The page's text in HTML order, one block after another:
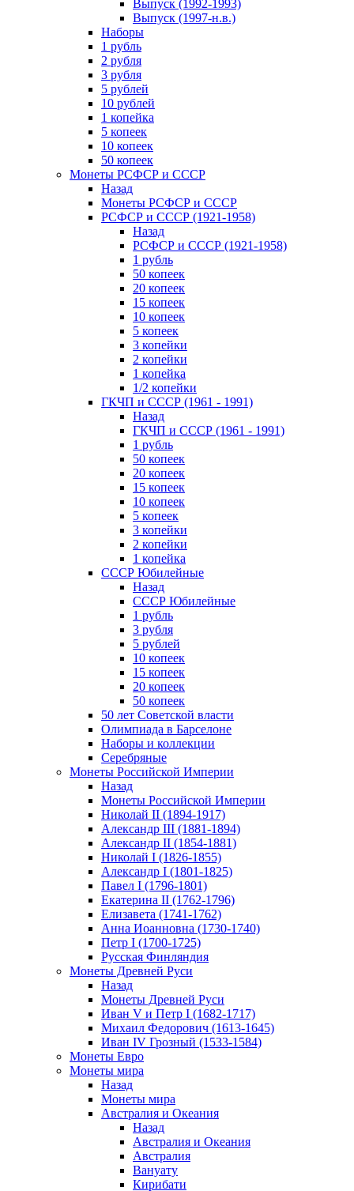
Выпуск (1992-1993)
Выпуск (1997-н.в.)
Наборы
1 рубль
2 рубля
3 рубля
5 рублей
10 рублей
1 копейка
5 копеек
10 копеек
50 копеек
Монеты РСФСР и СССР
Назад
Монеты РСФСР и СССР
РСФСР и СССР (1921-1958)
Назад
РСФСР и СССР (1921-1958)
1 рубль
50 копеек
20 копеек
15 копеек
10 копеек
5 копеек
3 копейки
2 копейки
1 копейка
1/2 копейки
ГКЧП и СССР (1961 - 1991)
Назад
ГКЧП и СССР (1961 - 1991)
1 рубль
50 копеек
20 копеек
15 копеек
10 копеек
5 копеек
3 копейки
2 копейки
1 копейка
СССР Юбилейные
Назад
СССР Юбилейные
1 рубль
3 рубля
5 рублей
10 копеек
15 копеек
20 копеек
50 копеек
50 лет Советской власти
Олимпиада в Барселоне
Наборы и коллекции
Серебряные
Монеты Российской Империи
Назад
Монеты Российской Империи
Николай II (1894-1917)
Александр III (1881-1894)
Александр II (1854-1881)
Николай I (1826-1855)
Александр I (1801-1825)
Павел I (1796-1801)
Екатерина II (1762-1796)
Елизавета (1741-1762)
Анна Иоанновна (1730-1740)
Петр I (1700-1725)
Русская Финляндия
Монеты Древней Руси
Назад
Монеты Древней Руси
Иван V и Петр I (1682-1717)
Михаил Федорович (1613-1645)
Иван IV Грозный (1533-1584)
Монеты Евро
Монеты мира
Назад
Монеты мира
Австралия и Океания
Назад
Австралия и Океания
Австралия
Вануату
Кирибати